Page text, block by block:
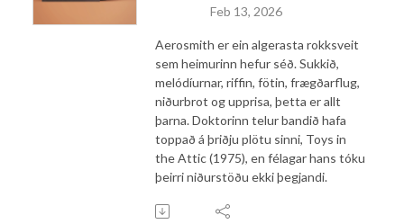
Feb 13, 2026
Aerosmith er ein algerasta rokksveit
sem heimurinn hefur séð. Sukkið,
melódíurnar, riffin, fötin, frægðarflug,
niðurbrot og upprisa, þetta er allt
þarna. Doktorinn telur bandið hafa
toppað á þriðju plötu sinni, Toys in
the Attic (1975), en félagar hans tóku
þeirri niðurstöðu ekki þegjandi.